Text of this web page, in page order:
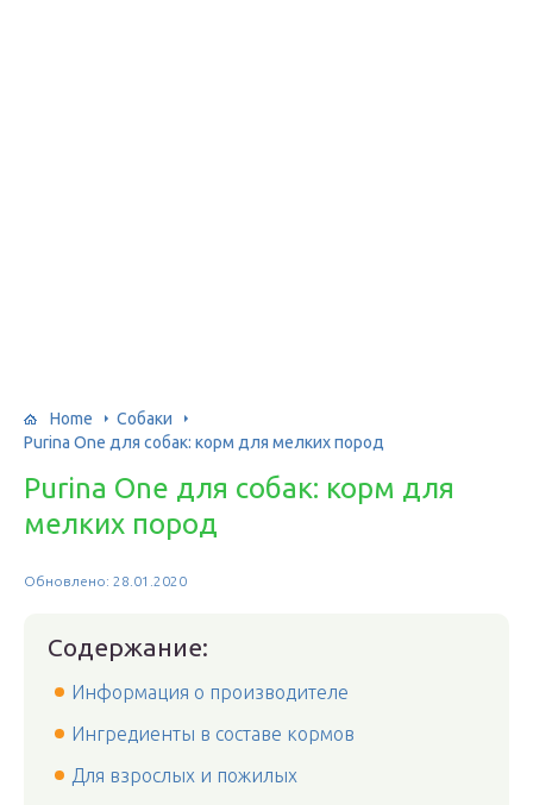
Home
Собаки
Purina One для собак: корм для мелких пород
Purina One для собак: корм для
мелких пород
Обновлено: 28.01.2020
Содержание:
Информация о производителе
Ингредиенты в составе кормов
Для взрослых и пожилых